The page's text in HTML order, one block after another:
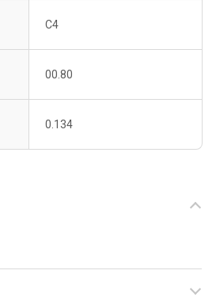
C4
00.80
0.134